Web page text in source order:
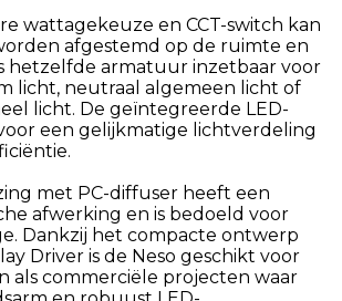
wattagekeuze en CCT-switch kan
afgestemd op de ruimte en
hetzelfde armatuur inzetbaar voor
licht, neutraal algemeen licht of
licht. De geïntegreerde LED-
een gelijkmatige lichtverdeling
met PC-diffuser heeft een
afwerking en is bedoeld voor
Dankzij het compacte ontwerp
Driver is de Neso geschikt voor
als commerciële projecten waar